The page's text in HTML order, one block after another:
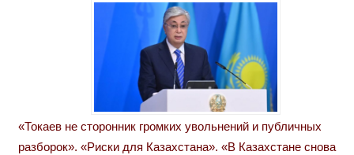
«Токаев не сторонник громких увольнений и публичных
разборок». «Риски для Казахстана». «В Казахстане снова